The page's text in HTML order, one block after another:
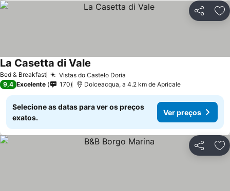
Partilhar
Bed & Breakfast Vistas do Castelo Doria
La Casetta di Vale
9,4 Excelente 170 Dolceacqua, a 4.2 km de Apricale
Selecione as datas para ver os preços
exatos.
Ver preços
Partilhar